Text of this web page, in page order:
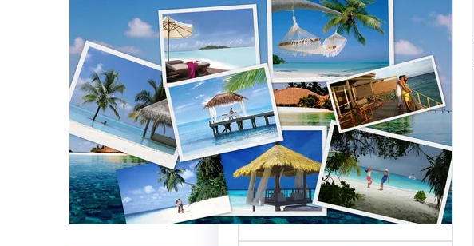
أهمية وتأثير أسماء شركات
السياحة العالمية على
السوق
أسماء شركات السياحة
العالمية تعتبر من العناصر
الأساسية التي تؤثر…